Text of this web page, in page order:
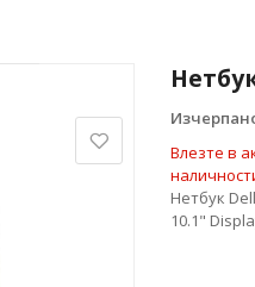
Влезте в
Нетбук
10.1"